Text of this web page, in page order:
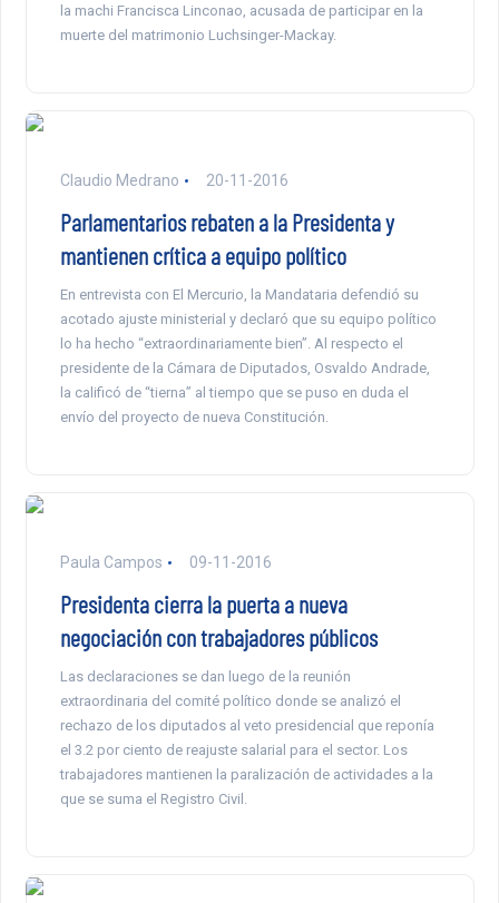
la machi Francisca Linconao, acusada de participar en la
muerte del matrimonio Luchsinger-Mackay.
Claudio Medrano 20-11-2016
Parlamentarios rebaten a la Presidenta y
mantienen crítica a equipo político
En entrevista con El Mercurio, la Mandataria defendió su
acotado ajuste ministerial y declaró que su equipo político
lo ha hecho “extraordinariamente bien”. Al respecto el
presidente de la Cámara de Diputados, Osvaldo Andrade,
la calificó de “tierna” al tiempo que se puso en duda el
envío del proyecto de nueva Constitución.
Paula Campos 09-11-2016
Presidenta cierra la puerta a nueva
negociación con trabajadores públicos
Las declaraciones se dan luego de la reunión
extraordinaria del comité político donde se analizó el
rechazo de los diputados al veto presidencial que reponía
el 3.2 por ciento de reajuste salarial para el sector. Los
trabajadores mantienen la paralización de actividades a la
que se suma el Registro Civil.